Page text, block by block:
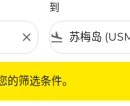
close
到
flight_land
筛选条件。